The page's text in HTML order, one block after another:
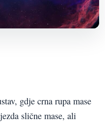
gdje crna rupa mase
slične mase, ali